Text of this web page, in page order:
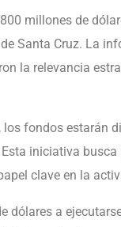
millones de
Santa Cruz. La
la relevancia
fondos estarán
iniciativa
clave en la
dólares a